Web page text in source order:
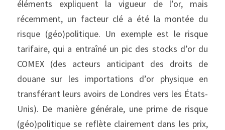
éléments expliquent la vigueur de l’or, mais
récemment, un facteur clé a été la montée du
risque (géo)politique. Un exemple est le risque
tarifaire, qui a entraîné un pic des stocks d’or du
COMEX (des acteurs anticipant des droits de
douane sur les importations d’or physique en
transférant leurs avoirs de Londres vers les États-
Unis). De manière générale, une prime de risque
(géo)politique se reflète clairement dans les prix,